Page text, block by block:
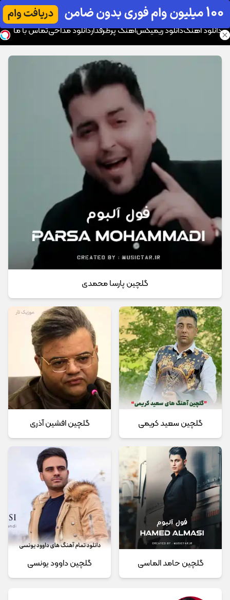
موزیک تار
دانلود آهنگدانلود ریمیکسآهنگ پرطرفداردانلود مداحیتماس با ما
گلچین پارسا محمدی
گلچین سعید کریمی گلچین افشین آذری
گلچین حامد الماسی گلچین داوود یونسی